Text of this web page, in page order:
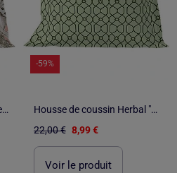
Housse de coussin Coral reef "Happyfriday
-59%
Housse de coussin Herbal "Happyfriday
22,00 € 8,99 €
Voir le produit